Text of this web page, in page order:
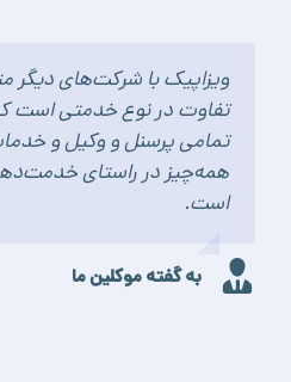
ویزاپیک با شرکت‌های دیگر
تفاوت در نوع خدمتی است
تمامی پرسنل و وکیل و
همه‌چیز در راستای
است.
به گفته موکلین ما